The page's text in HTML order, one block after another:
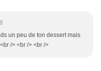
un peu de ton dessert mais
/> <br /> <br />